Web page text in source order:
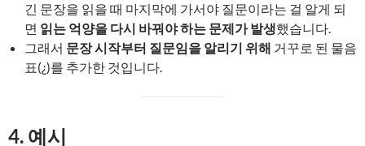
긴 문장을 읽을 때 마지막에 가서야 질문이라는 걸 알게 되
면 읽는 억양을 다시 바꿔야 하는 문제가 발생했습니다.
그래서 문장 시작부터 질문임을 알리기 위해 거꾸로 된 물음
표(¿)를 추가한 것입니다.
4. 예시